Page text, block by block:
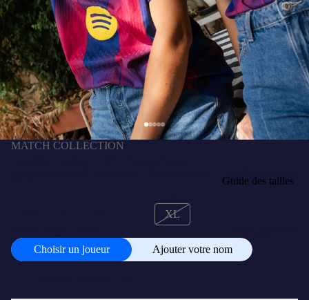
MATCH COLLECTION
Guide des tailles
XL
Choisir un joueur
Ajouter votre nom